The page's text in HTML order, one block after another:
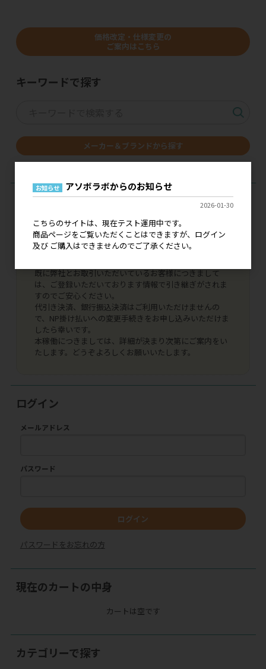
価格改定・仕様変更の
ご案内はこちら
キーワードで探す
メーカー＆ブランドから探す
現在、こちらのサイトはテスト運用中です。
ログイン 及び ご購入はできませんので、ご了承くださ
既に弊社とお取引いただいているお客様につきまして
は、ご登録いただいております情報で引き継ぎがされま
すのでご安心ください。
代引き決済、銀行振込決済はご利用いただけませんの
で、NP掛け払いへの変更手続きをお申し込みいただけま
したら幸いです。
本稼働につきましては、詳細が決まり次第にご案内をい
たします。どうぞよろしくお願いいたします。
ログイン
メールアドレス
パスワード
ログイン
パスワードをお忘れの方
現在のカートの中身
カートは空です
カテゴリーで探す
お知らせ アソボラボからのお知らせ
2026-01-30
こちらのサイトは、現在テスト運用中です。
商品ページをご覧いただくことはできますが、ログイン
及び ご購入はできませんのでご了承ください。